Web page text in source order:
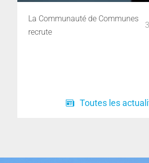
La Communauté de Communes
recrute
Toutes les